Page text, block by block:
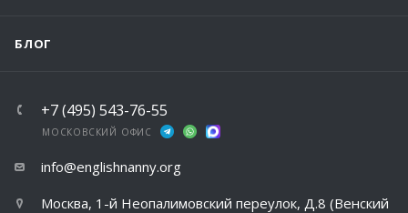
БЛОГ
+7 (495) 543-76-55
МОСКОВСКИЙ ОФИС
info@englishnanny.org
Москва, 1-й Неопалимовский переулок, Д.8 (Венский